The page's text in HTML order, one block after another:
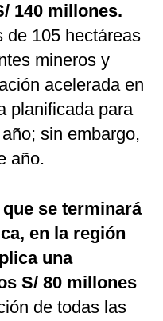
140 millones.
de 105 hectáreas
mineros y
acelerada en
planificada para
sin embargo,
año.
se terminará
en la región
una
S/ 80 millones
de todas las